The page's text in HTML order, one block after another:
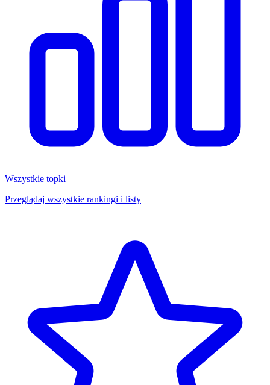
Wszystkie topki
Przeglądaj wszystkie rankingi i listy